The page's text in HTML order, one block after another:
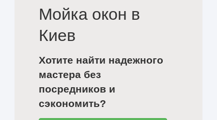
Мойка окон в
Киев
Хотите найти надежного
мастера без
посредников и
сэкономить?